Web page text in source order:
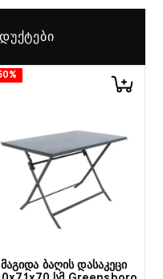
მაგიდა ბაღის დასაკეცი